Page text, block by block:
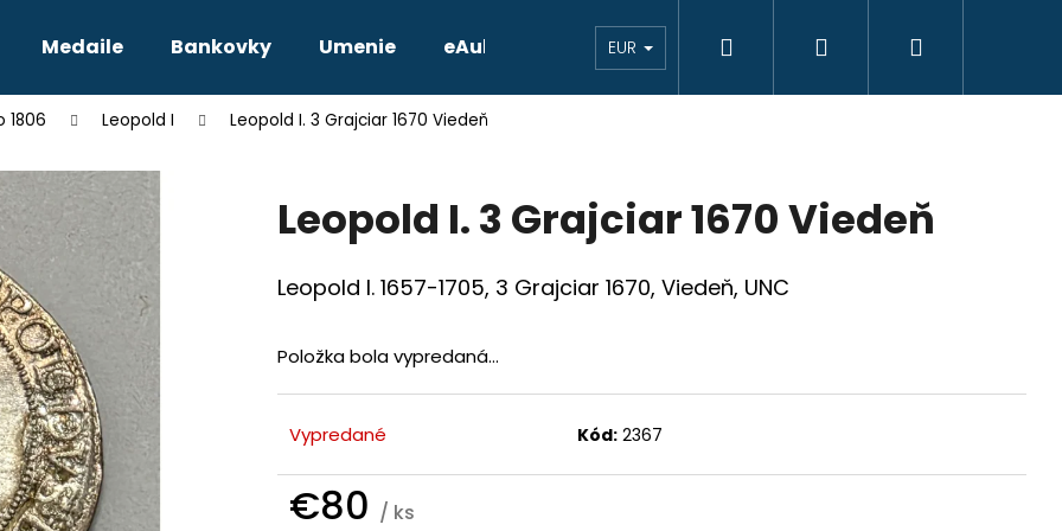
Medaile Bankovky Umenie eAukcie eAukcie bankovky VÝKUP Novinky
EUR Hľadať Prihlásenie
1806 Leopold I Leopold I. 3 Grajciar 1670 Viedeň
Leopold I. 3 Grajciar 1670 Viedeň
Leopold I. 1657-1705, 3 Grajciar 1670, Viedeň, UNC
Položka bola vypredaná…
Vypredané Kód: 2367
€80 / ks
Čo potrebujete nájsť?
HĽADAŤ
Odporúčame
PTOLEMAIOS VI. JOZEF II. 3 GRAJCIAR 1769 B EVM-D